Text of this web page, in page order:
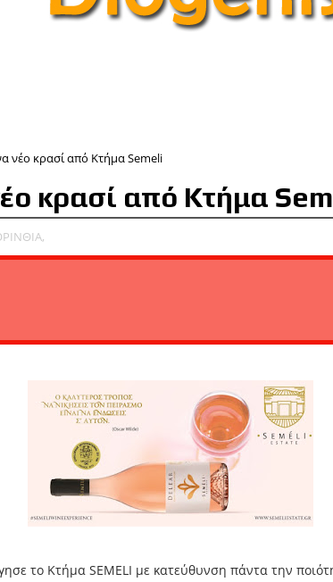
νέο κρασί από Κτήμα Semeli
κρασί από Κτήμα
το Kτήμα SEMELI με κατεύθυνση πάντα την